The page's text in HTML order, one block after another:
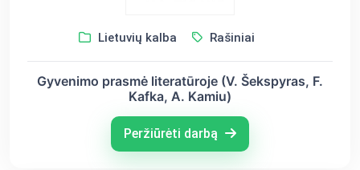
Lietuvių kalba Rašiniai
Gyvenimo prasmė literatūroje (V. Šekspyras, F.
Kafka, A. Kamiu)
Peržiūrėti darbą